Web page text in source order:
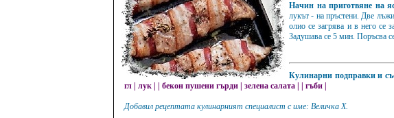
Начин на приготвяне на
лукът - на пръстени. Две
олио се загрява и в него се
Задушава се 5 мин. Поръсва се
Кулинарни подправки и
гл
лук бекон пушени гърди зелена салата гъби
Добавил рецептата кулинарният специалист с име: Величка Х.